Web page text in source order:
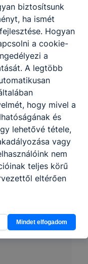
Szakképző
biztosítsunk
ha ismét
Hogyan
a cookie-
a
A legtöbb
hogy mivel a
és
lehetővé tétele,
vagy
nem
teljes körű
eltérően
Mindet elfogadom